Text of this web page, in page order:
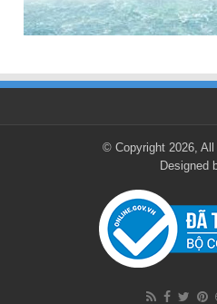
© Copyright 2026,
Designed